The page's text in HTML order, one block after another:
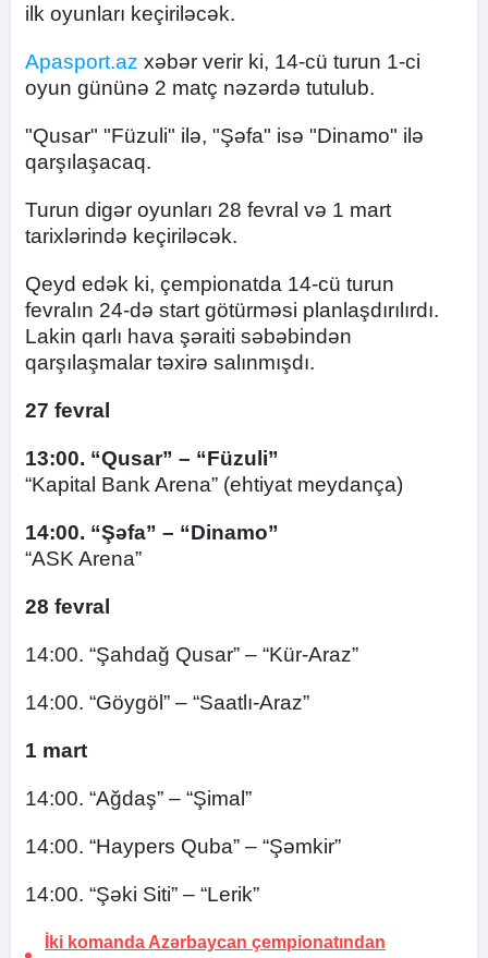
ilk oyunları keçiriləcək.
Apasport.az xəbər verir ki, 14-cü turun 1-ci
oyun gününə 2 matç nəzərdə tutulub.
"Qusar" "Füzuli" ilə, "Şəfa" isə "Dinamo" ilə
qarşılaşacaq.
Turun digər oyunları 28 fevral və 1 mart
tarixlərində keçiriləcək.
Qeyd edək ki, çempionatda 14-cü turun
fevralın 24-də start götürməsi planlaşdırılırdı.
Lakin qarlı hava şəraiti səbəbindən
qarşılaşmalar təxirə salınmışdı.
27 fevral
13:00. “Qusar” – “Füzuli”
“Kapital Bank Arena” (ehtiyat meydança)
14:00. “Şəfa” – “Dinamo”
“ASK Arena”
28 fevral
14:00. “Şahdağ Qusar” – “Kür-Araz”
14:00. “Göygöl” – “Saatlı-Araz”
1 mart
14:00. “Ağdaş” – “Şimal”
14:00. “Haypers Quba” – “Şəmkir”
14:00. “Şəki Siti” – “Lerik”
İki komanda Azərbaycan çempionatından